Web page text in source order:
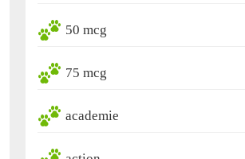
50 mcg
75 mcg
academie